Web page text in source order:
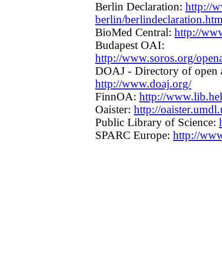
Berlin Declaration: http://
berlin/
BioMed Central: http://
Budapest OAI:
http://www.soros.org/
DOAJ - Directory of open
http://www.doaj.org/
FinnOA: http://
Oaister: http://
Public Library of Science:
SPARC Europe: http://